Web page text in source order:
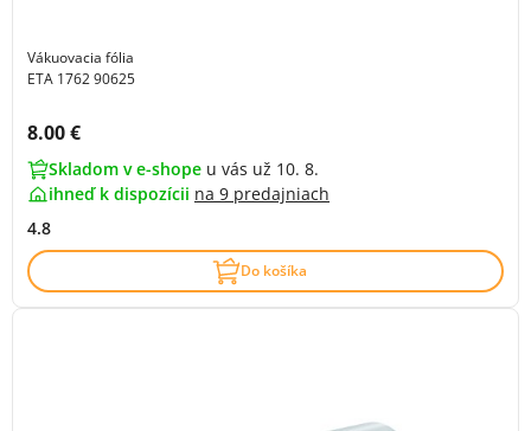
Vákuovacia fólia
ETA 1762 90625
Cena s DPH:
8.00 €
Skladom v e-shope u vás už 10. 8.
ihneď k dispozícii na 9 predajniach
4.8
Do košíka